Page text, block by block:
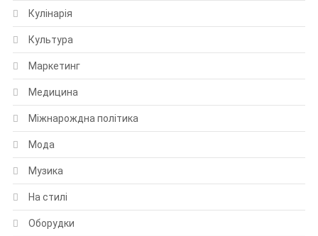
Кулінарія
Культура
Маркетинг
Медицина
Міжнарождна політика
Мода
Музика
На стилі
Оборудки